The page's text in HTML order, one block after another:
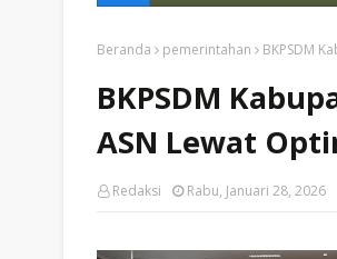
Beranda pemerintahan BKPSDM
BKPSDM
ASN Lewat
Redaksi Rabu, Januari 28, 2026